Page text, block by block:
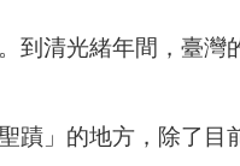
到清光緒年間，臺
蹟」的地方，除了